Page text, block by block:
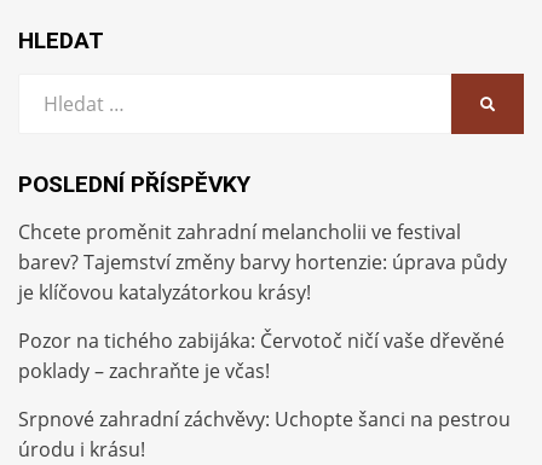
HLEDAT
POSLEDNÍ PŘÍSPĚVKY
Chcete proměnit zahradní melancholii ve festival
barev? Tajemství změny barvy hortenzie: úprava půdy
je klíčovou katalyzátorkou krásy!
Pozor na tichého zabijáka: Červotoč ničí vaše dřevěné
poklady – zachraňte je včas!
Srpnové zahradní záchvěvy: Uchopte šanci na pestrou
úrodu i krásu!